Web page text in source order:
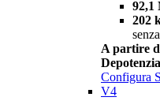
92,1
202
A partire
Configura
V4